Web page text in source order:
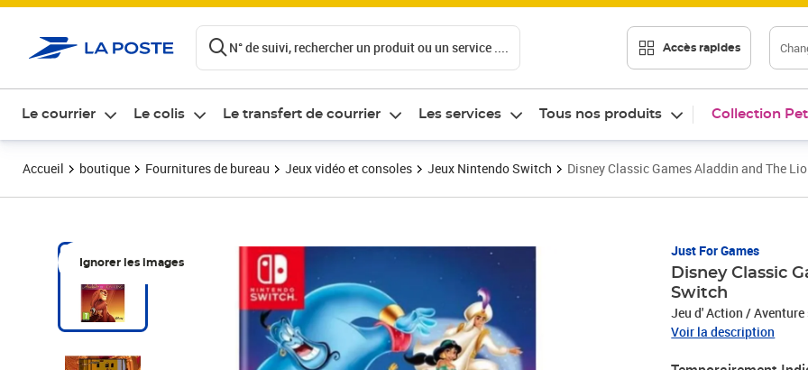
N° de suivi, rechercher un produit ou un service .... Accès rapides
Le courrier Le colis Le transfert de courrier Les services Tous nos produits Collection
Accueil boutique Fournitures de bureau Jeux vidéo et consoles Jeux Nintendo Switch Disney Classic Games Aladdin and The
Ignorer les images
Just For Games
Disney Classic
Switch
Jeu d' Action /
Voir la description